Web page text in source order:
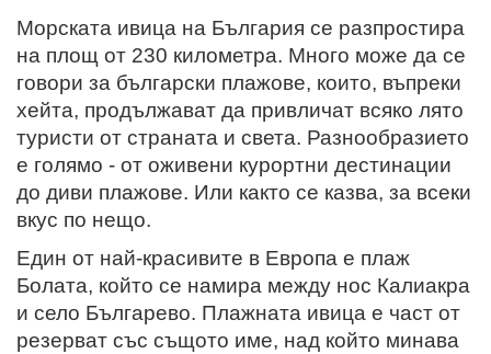
Морската ивица на България се разпростира
на площ от 230 километра. Много може да се
говори за български плажове, които, въпреки
хейта, продължават да привличат всяко лято
туристи от страната и света. Разнообразието
е голямо - от оживени курортни дестинации
до диви плажове. Или както се казва, за всеки
вкус по нещо.
Един от най-красивите в Европа е плаж
Болата, който се намира между нос Калиакра
и село Българево. Плажната ивица е част от
резерват със същото име, над който минава